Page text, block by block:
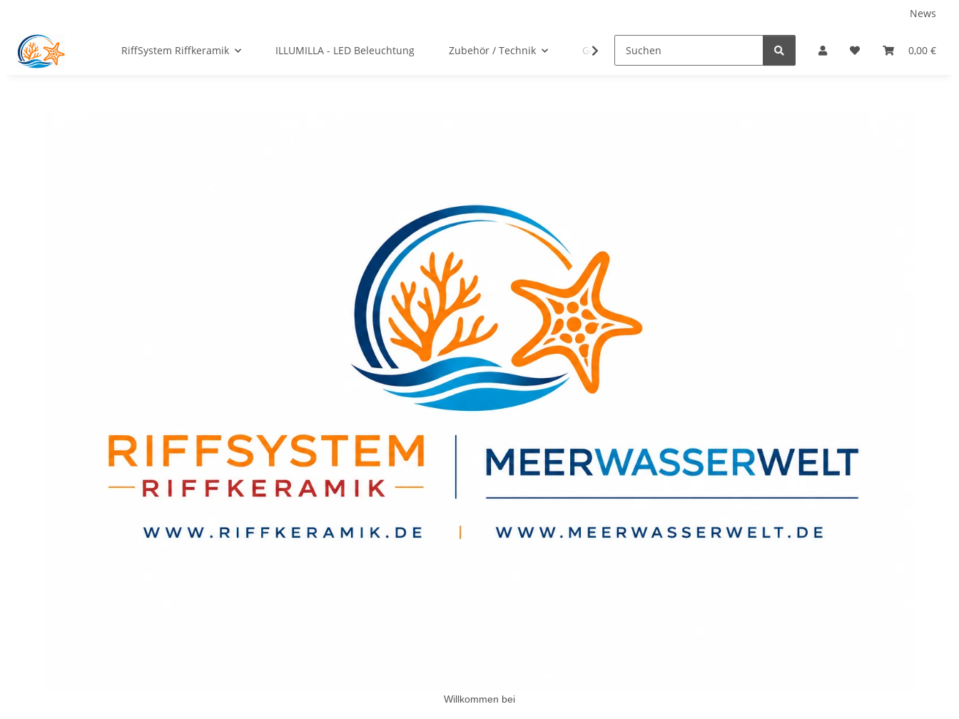
News
0,00 €
RiffSystem Riffkeramik ILLUMILLA - LED Beleuchtung Zubehör / Technik Gutscheine
Willkommen bei